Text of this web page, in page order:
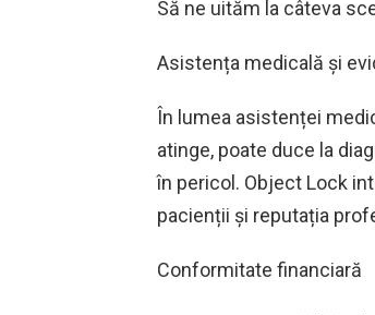
Să ne uităm la câteva
Asistența medicală și
În lumea asistenței
atinge, poate duce la
în pericol. Object Lock
pacienții și reputația
Conformitate financiară